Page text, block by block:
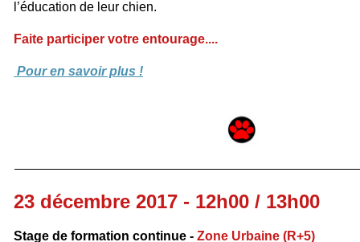
l’éducation de leur chien.
Faite participer votre entourage....
Pour en savoir plus !
23 décembre 2017 - 12h00 / 13h00
Stage de formation continue - Zone Urbaine (R+5)